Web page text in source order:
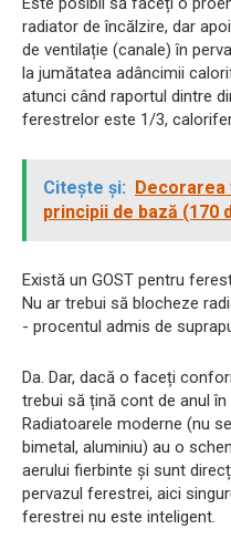
radiator de încălzire, dar
de ventilație (canale) în
la jumătatea adâncimii
atunci când raportul dintre
ferestrelor este 1/3,
Citește și:
principii de bază (170
Există un GOST pentru
Nu ar trebui să blocheze
- procentul admis de
Da. Dar, dacă o faceți
trebui să țină cont de anul în
Radiatoarele moderne (nu
bimetal, aluminiu) au o
aerului fierbinte și sunt
pervazul ferestrei, aici
ferestrei nu este inteligent.